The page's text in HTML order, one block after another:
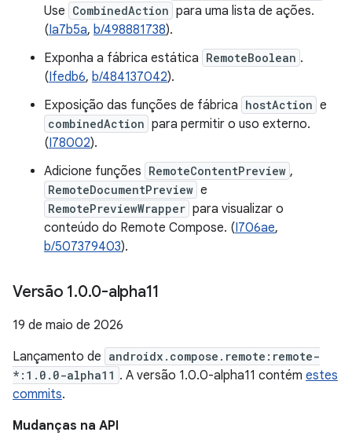
Use CombinedAction para uma lista de ações.
(Ia7b5a, b/498881738).
Exponha a fábrica estática RemoteBoolean .
(Ifedb6, b/484137042).
Exposição das funções de fábrica hostAction e
combinedAction para permitir o uso externo.
(I78002).
Adicione funções RemoteContentPreview ,
RemoteDocumentPreview e
RemotePreviewWrapper para visualizar o
conteúdo do Remote Compose. (I706ae,
b/507379403).
Versão 1.0.0-alpha11
19 de maio de 2026
Lançamento de androidx.compose.remote:remote-
*:1.0.0-alpha11 . A versão 1.0.0-alpha11 contém estes
commits.
Mudanças na API